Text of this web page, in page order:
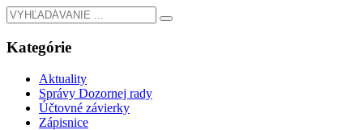
Kategórie
Aktuality
Správy Dozornej rady
Účtovné závierky
Zápisnice